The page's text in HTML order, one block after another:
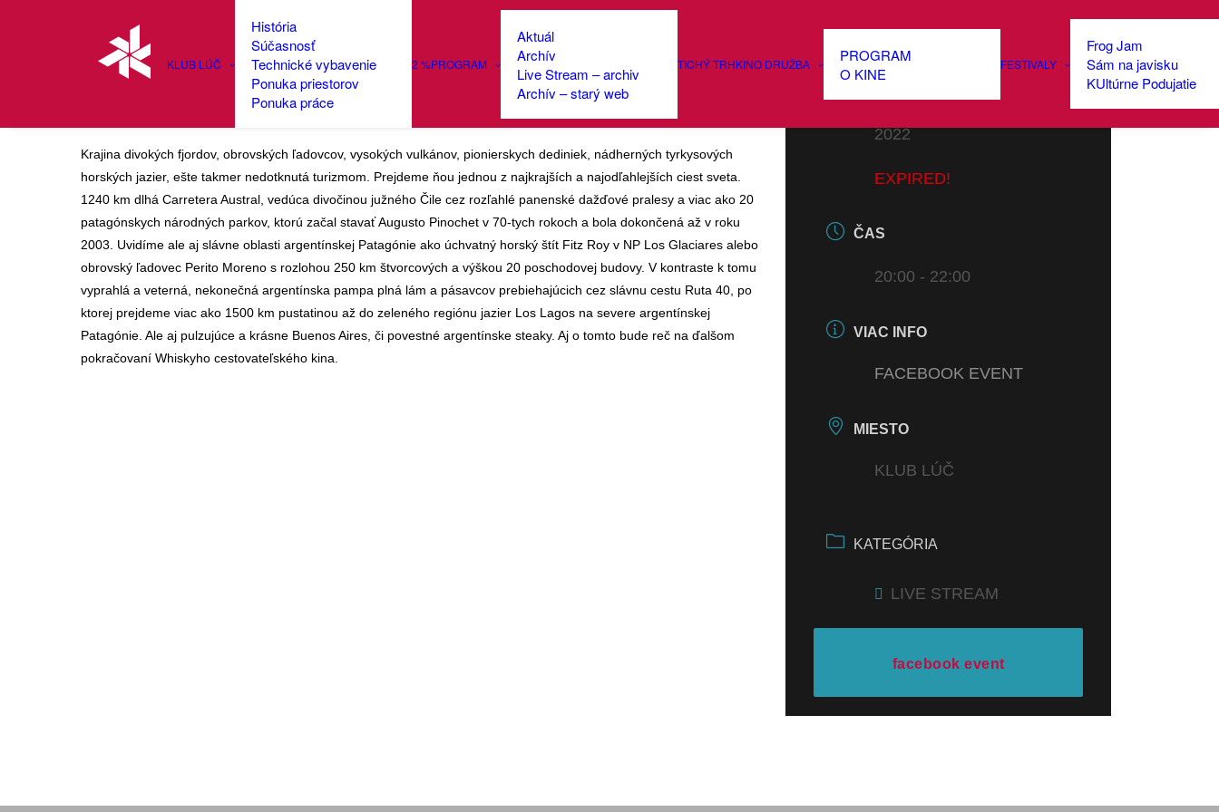
KLUB LÚČ
História
Súčasnosť
Technické vybavenie
Ponuka priestorov
Ponuka práce
2 %PROGRAM
Aktuál
Archív
Live Stream – archiv
Archív – starý web
TICHÝ TRHKINO DRUŽBA
PROGRAM
O KINE
FESTIVALY
Frog Jam
Sám na javisku
KUltúrne Podujatie
Whiskyho cestovateľské kino: Patagónia
Krajina divokých fjordov, obrovských ľadovcov, vysokých vulkánov, pionierskych dediniek, nádherných tyrkysových
horských jazier, ešte takmer nedotknutá turizmom. Prejdeme ňou jednou z najkrajších a najodľahlejších ciest sveta.
1240 km dlhá Carretera Austral, vedúca divočinou južného Čile cez rozľahlé panenské dažďové pralesy a viac ako 20
patagónskych národných parkov, ktorú začal stavať Augusto Pinochet v 70-tych rokoch a bola dokončená až v roku
2003. Uvidíme ale aj slávne oblasti argentínskej Patagónie ako úchvatný horský štít Fitz Roy v NP Los Glaciares alebo
obrovský ľadovec Perito Moreno s rozlohou 250 km štvorcových a výškou 20 poschodovej budovy. V kontraste k tomu
vyprahlá a veterná, nekonečná argentínska pampa plná lám a pásavcov prebiehajúcich cez slávnu cestu Ruta 40, po
ktorej prejdeme viac ako 1500 km pustatinou až do zeleného regiónu jazier Los Lagos na severe argentínskej
Patagónie. Ale aj pulzujúce a krásne Buenos Aires, či povestné argentínske steaky. Aj o tomto bude reč na ďalšom
pokračovaní Whiskyho cestovateľského kina.
DÁTUM
14 DEC 2021- 14 DEC
2022
EXPIRED!
ČAS
20:00 - 22:00
VIAC INFO
FACEBOOK EVENT
MIESTO
KLUB LÚČ
KATEGÓRIA
LIVE STREAM
facebook event